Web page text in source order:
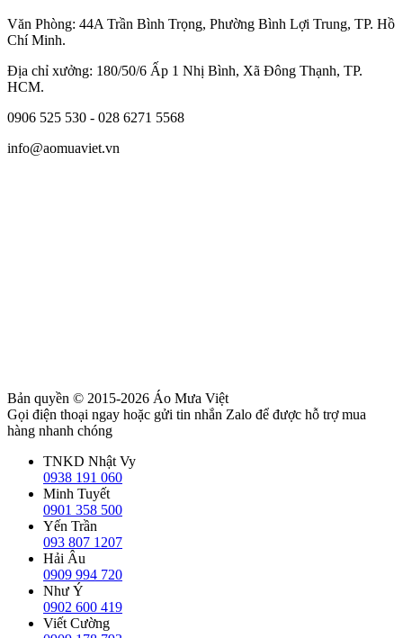
Văn Phòng: 44A Trần Bình Trọng, Phường Bình Lợi Trung, TP. Hồ
Chí Minh.
Địa chỉ xưởng: 180/50/6 Ấp 1 Nhị Bình, Xã Đông Thạnh, TP.
HCM.
0906 525 530 - 028 6271 5568
info@aomuaviet.vn
Bản quyền © 2015-2026 Áo Mưa Việt
Gọi điện thoại ngay hoặc gửi tin nhắn Zalo để được hỗ trợ mua
hàng nhanh chóng
TNKD Nhật Vy
0938 191 060
Minh Tuyết
0901 358 500
Yến Trần
093 807 1207
Hải Âu
0909 994 720
Như Ý
0902 600 419
Viết Cường